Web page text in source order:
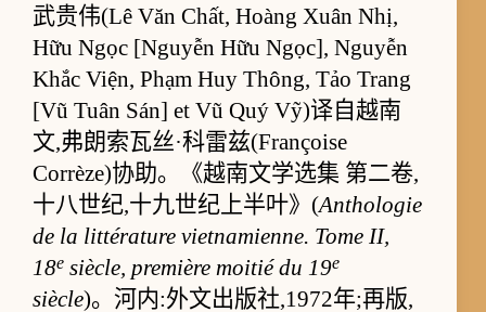
武贵伟(Lê Văn Chất, Hoàng Xuân Nhị,
Hữu Ngọc [Nguyễn Hữu Ngọc], Nguyễn
Khắc Viện, Phạm Huy Thông, Tảo Trang
[Vũ Tuân Sán] et Vũ Quý Vỹ)译自越南
文,弗朗索瓦丝·科雷兹(Françoise
Corrèze)协助。《越南文学选集 第二卷,
十八世纪,十九世纪上半叶》(Anthologie
de la littérature vietnamienne. Tome II,
18e siècle, première moitié du 19e
siècle)。河内:外文出版社,1972年;再版,